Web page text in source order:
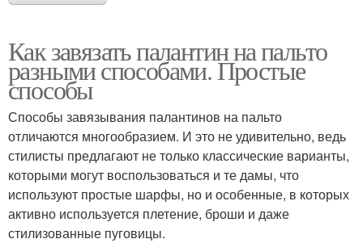
Как завязать палантин на пальто
разными способами. Простые
способы
Способы завязывания палантинов на пальто
отличаются многообразием. И это не удивительно, ведь
стилисты предлагают не только классические варианты,
которыми могут воспользоваться и те дамы, что
используют простые шарфы, но и особенные, в которых
активно используется плетение, броши и даже
стилизованные пуговицы.